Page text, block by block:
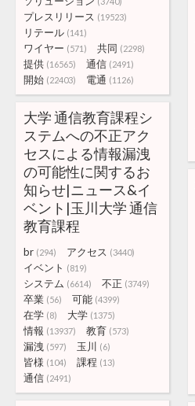
プレスリリース (19523)
リテール (141)
ワイヤー (571) 共同 (2298)
提供 (16565) 通信 (2491)
開始 (22403) 電通 (1126)
大学 通信教育課程シ
ステムへの不正アク
セスによる情報漏洩
の可能性に関するお
知らせ|ニュース&イ
ベント|玉川大学 通信
教育課程
br (294) アクセス (3440)
イベント (819)
システム (6614) 不正 (3749)
卒業 (56) 可能 (4399)
在学 (8) 大学 (1375)
情報 (13937) 教育 (573)
漏洩 (597) 玉川 (6)
皆様 (104) 課程 (13)
通信 (2491)